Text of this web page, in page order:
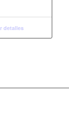
detalles